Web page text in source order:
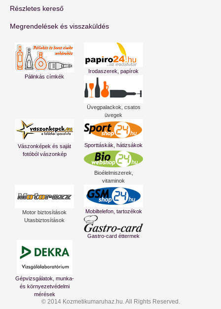
Részletes kereső
Megrendelések és visszaküldés
Pálinkás címkék
Irodaszerek, papírok
Üvegpalackok, csatos
üvegek
Vászonképek és saját
fotóból vászonkép
Sporttáskák, hátizsákok
Bioélelmiszerek,
vitaminok
Motor biztosítások
Utasbiztosítások
Mobiltelefon, tartozékok
Gastro-card éttermek
Gépvizsgálatok, munka-
és környezetvédelmi
mérések
© 2014 Kozmetikumaruhaz.hu. All Rights Reserved.